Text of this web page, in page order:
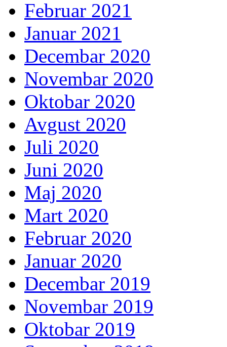
Februar 2021
Januar 2021
Decembar 2020
Novembar 2020
Oktobar 2020
Avgust 2020
Juli 2020
Juni 2020
Maj 2020
Mart 2020
Februar 2020
Januar 2020
Decembar 2019
Novembar 2019
Oktobar 2019